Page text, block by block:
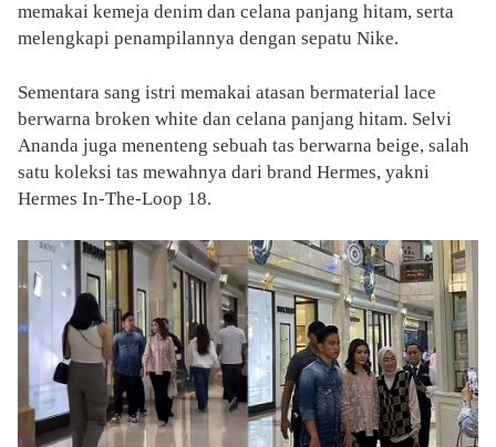
memakai kemeja denim dan celana panjang hitam, serta
melengkapi penampilannya dengan sepatu Nike.
Sementara sang istri memakai atasan bermaterial lace
berwarna broken white dan celana panjang hitam. Selvi
Ananda juga menenteng sebuah tas berwarna beige, salah
satu koleksi tas mewahnya dari brand Hermes, yakni
Hermes In-The-Loop 18.